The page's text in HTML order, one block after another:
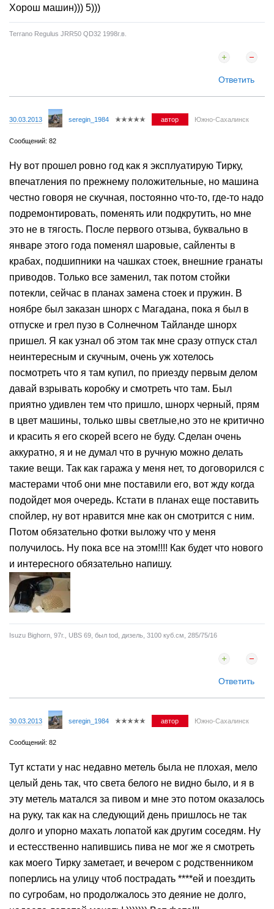
Хорош машин))) 5)))
Terrano Regulus JRR50 QD32 1998г.в.
Ответить
30.03.2013 seregin_1984 автор Южно-Сахалинск
Сообщений: 82
Ну вот прошел ровно год как я эксплуатирую Тирку,
впечатления по прежнему положительные, но машина
честно говоря не скучная, постоянно что-то, где-то надо
подремонтировать, поменять или подкрутить, но мне
это не в тягость. После первого отзыва, буквально в
январе этого года поменял шаровые, сайленты в
крабах, подшипники на чашках стоек, внешние гранаты
приводов. Только все заменил, так потом стойки
потекли, сейчас в планах замена стоек и пружин. В
ноябре был заказан шнорх с Магадана, пока я был в
отпуске и грел пузо в Солнечном Тайланде шнорх
пришел. Я как узнал об этом так мне сразу отпуск стал
неинтересным и скучным, очень уж хотелось
посмотреть что я там купил, по приезду первым делом
давай взрывать коробку и смотреть что там. Был
приятно удивлен тем что пришло, шнорх черный, прям
в цвет машины, только швы светлые,но это не критично
и красить я его скорей всего не буду. Сделан очень
аккуратно, я и не думал что в ручную можно делать
такие вещи. Так как гаража у меня нет, то договорился с
мастерами чтоб они мне поставили его, вот жду когда
подойдет моя очередь. Кстати в планах еще поставить
спойлер, ну вот нравится мне как он смотрится с ним.
Потом обязательно фотки выложу что у меня
получилось. Ну пока все на этом!!!! Как будет что нового
и интересного обязательно напишу.
Isuzu Bighorn, 97г., UBS 69, был tod, дизель, 3100 куб.см, 285/75/16
Ответить
30.03.2013 seregin_1984 автор Южно-Сахалинск
Сообщений: 82
Тут кстати у нас недавно метель была не плохая, мело
целый день так, что света белого не видно было, и я в
эту метель матался за пивом и мне это потом оказалось
на руку, так как на следующий день пришлось не так
долго и упорно махать лопатой как другим соседям. Ну
и естесственно напившись пива не мог же я смотреть
как моего Тирку заметает, и вечером с родственником
поперлись на улицу чтоб пострадать ****ей и поездить
по сугробам, но продолжалось это деяние не долго,